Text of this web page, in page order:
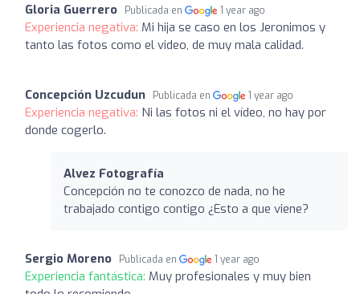
Gloria Guerrero Publicada en 1 year ago
Experiencia negativa: Mi hija se caso en los Jeronimos y
tanto las fotos como el video, de muy mala calidad.
Concepción Uzcudun Publicada en 1 year ago
Experiencia negativa: Ni las fotos ni el vídeo, no hay por
donde cogerlo.
Alvez Fotografía
Concepción no te conozco de nada, no he
trabajado contigo contigo ¿Esto a que viene?
Sergio Moreno Publicada en 1 year ago
Experiencia fantástica: Muy profesionales y muy bien